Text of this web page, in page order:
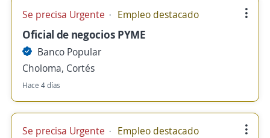
Se precisa Urgente Empleo destacado
Oficial de negocios PYME
Banco Popular
Choloma, Cortés
Hace 4 días
Se precisa Urgente Empleo destacado